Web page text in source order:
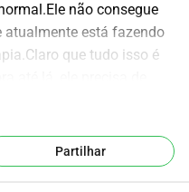
não consegue
atualmente está fazendo
que tudo isso é
recuperação, ele
de andar.A vida já é
doente, estamos
Partilhar